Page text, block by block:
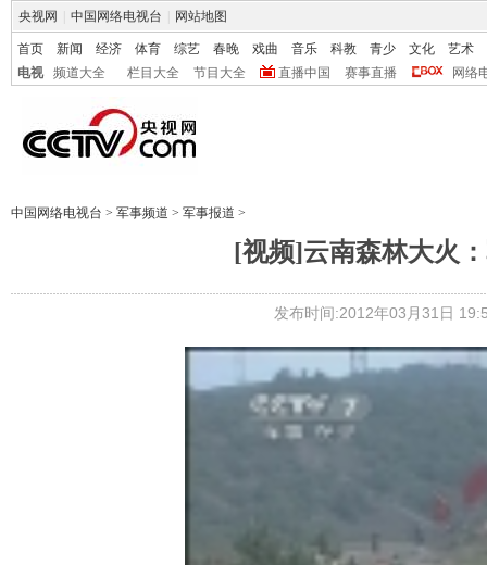
央视网 中国网络电视台 网站地图
首页 新闻 经济 体育 综艺 春晚 戏曲 音乐 科教 青少 文化
艺术
电视
频道大全 栏目大全 节目大全 直播中国 赛事直播 网络
中国网络电视台 > 军事频道 > 军事报道 >
[视频]云南森林大火
发布时间:2012年03月31日